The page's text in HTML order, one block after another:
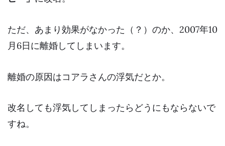
ただ、あまり効果がなかった（？）のか、2007年10
月6日に離婚してしまいます。
離婚の原因はコアラさんの浮気だとか。
改名しても浮気してしまったらどうにもならないで
すね。